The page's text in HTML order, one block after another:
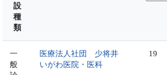
設
種
類
一
般
医療法人社団 少将井
いがわ医院・医科
19